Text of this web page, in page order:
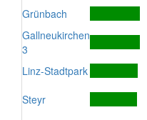
Grünbach
Gallneukirchen
3
Linz-Stadtpark
Steyr